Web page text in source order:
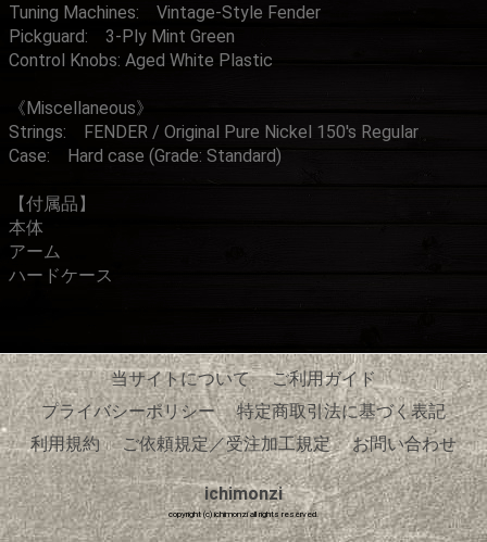
Tuning Machines: Vintage-Style Fender
Pickguard: 3-Ply Mint Green
Control Knobs: Aged White Plastic
《Miscellaneous》
Strings: FENDER / Original Pure Nickel 150's Regular
Case: Hard case (Grade: Standard)
【付属品】
本体
アーム
ハードケース
当サイトについて
ご利用ガイド
プライバシーポリシー
特定商取引法に基づく表記
利用規約
ご依頼規定／受注加工規定 お問い合わせ
ichimonzi
copyright (c) ichimonzi all rights reserved.